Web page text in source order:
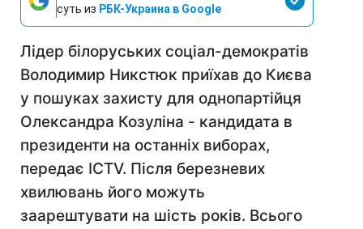
суть из РБК-Украина в Google
Лідер білоруських соціал-демократів
Володимир Никстюк приїхав до Києва
у пошуках захисту для однопартійця
Олександра Козуліна - кандидата в
президенти на останніх виборах,
передає ICTV. Після березневих
хвилювань його можуть
заарештувати на шість років. Всього